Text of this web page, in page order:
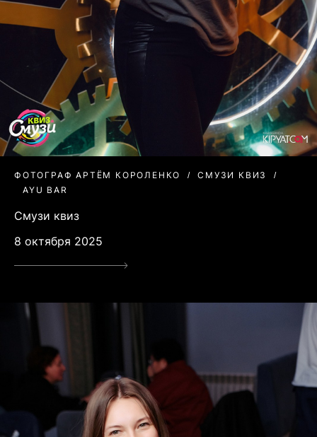
ФОТОГРАФ АРТЁМ КОРОЛЕНКО
СМУЗИ КВИЗ
AYU BAR
Смузи квиз
8 октября 2025